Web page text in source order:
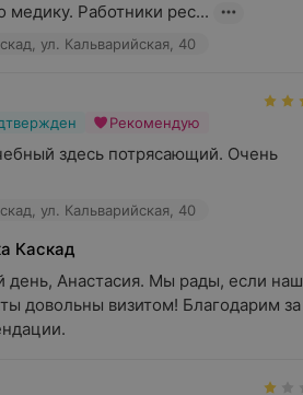
медику. Работники рес...
ул. Кальварийская, 40
Рекомендую
здесь потрясающий. Очень
ул. Кальварийская, 40
Каскад
день, Анастасия. Мы рады, если
довольны визитом! Благодарим за